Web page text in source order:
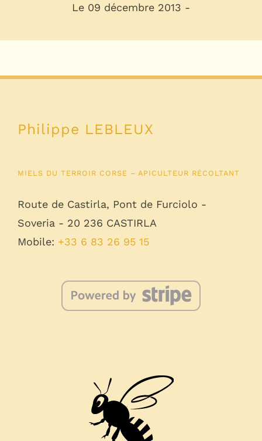
Le 09 décembre 2013 -
Philippe LEBLEUX
MIELS DU TERROIR CORSE – APICULTEUR RÉCOLTANT
Route de Castirla, Pont de Furciolo -
Soveria - 20 236 CASTIRLA
Mobile: +33 6 83 26 95 15